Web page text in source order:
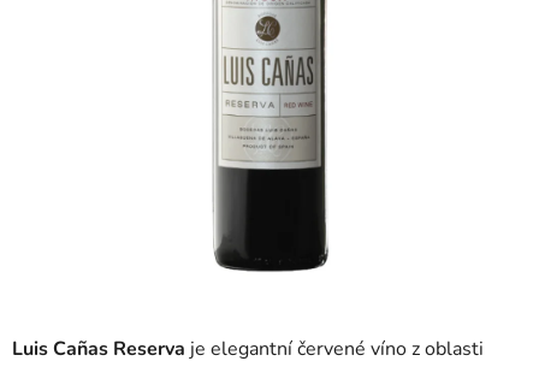
Luis Cañas Reserva je elegantní červené víno z oblasti